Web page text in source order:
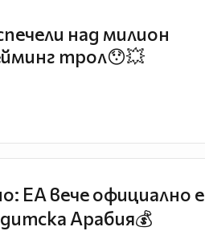
над милион
трол😯💥
EA вече официално е
Арабия💰